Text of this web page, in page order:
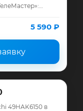
до 125 590 ₽
49HAK6150 в